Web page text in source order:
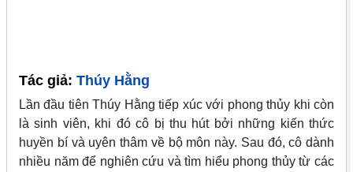
Tác giả: Thúy Hằng
Lần đầu tiên Thúy Hằng tiếp xúc với phong thủy khi còn
là sinh viên, khi đó cô bị thu hút bởi những kiến thức
huyền bí và uyên thâm về bộ môn này. Sau đó, cô dành
nhiều năm để nghiên cứu và tìm hiểu phong thủy từ các